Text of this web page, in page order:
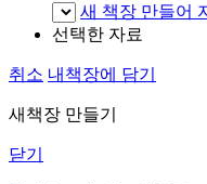
새 책장 만들어
선택한 자료
취소 내책장에 담기
새책장 만들기
닫기